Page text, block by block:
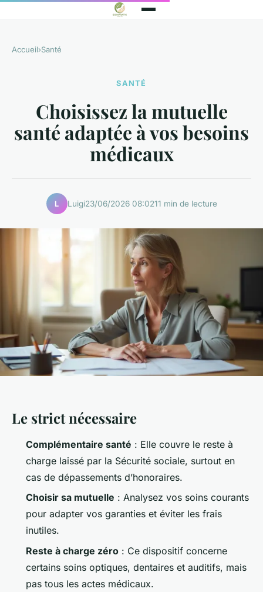
Accueil›Santé
SANTÉ
Choisissez la mutuelle
santé adaptée à vos besoins
médicaux
L Luigi23/06/2026 08:0211 min de lecture
Le strict nécessaire
Complémentaire santé : Elle couvre le reste à
charge laissé par la Sécurité sociale, surtout en
cas de dépassements d’honoraires.
Choisir sa mutuelle : Analysez vos soins courants
pour adapter vos garanties et éviter les frais
inutiles.
Reste à charge zéro : Ce dispositif concerne
certains soins optiques, dentaires et auditifs, mais
pas tous les actes médicaux.